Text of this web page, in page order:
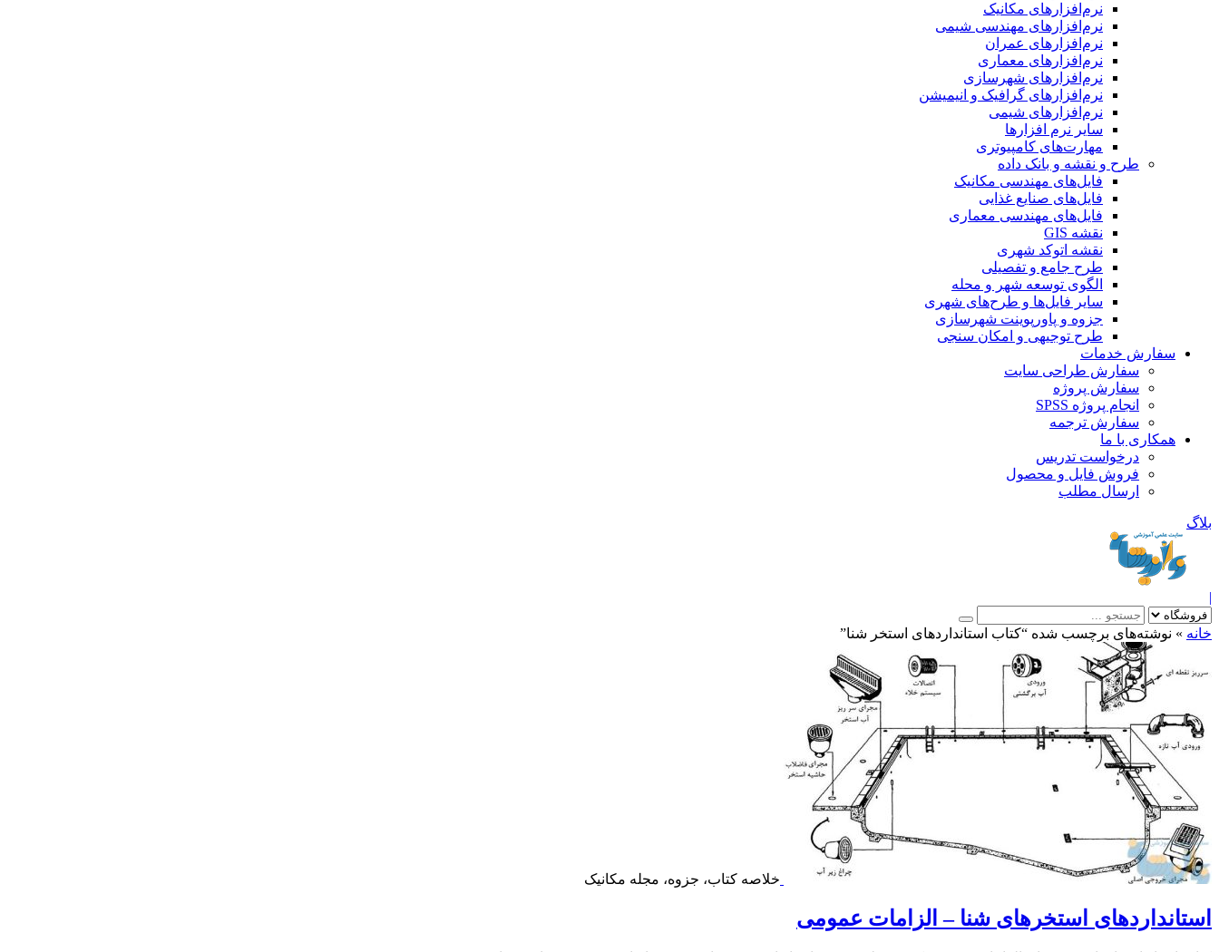
نرم‌افزارهای مکانیک
نرم‌افزارهای مهندسی شیمی
نرم‌افزارهای عمران
نرم‌افزارهای معماری
نرم‌افزارهای شهرسازی
نرم‌افزارهای گرافیک و انیمیشن
نرم‌افزارهای شیمی
سایر نرم افزارها
مهارت‌های کامپیوتری
طرح و نقشه و بانک داده
فایل‌های مهندسی مکانیک
فایل‌های صنایع غذایی
فایل‌های مهندسی معماری
نقشه GIS
نقشه اتوکد شهری
طرح جامع و تفصیلی
الگوی توسعه شهر و محله
سایر فایل‌ها و طرح‌های شهری
جزوه و پاورپوینت شهرسازی
طرح توجیهی و امکان سنجی
سفارش خدمات
سفارش طراحی سایت
سفارش پروژه
انجام پروژه SPSS
سفارش ترجمه
همکاری با ما
درخواست تدریس
فروش فایل و محصول
ارسال مطلب
بلاگ
|
خانه » نوشته‌های برچسب شده “کتاب استانداردهای استخر شنا”
خلاصه کتاب، جزوه، مجله مکانیک
استانداردهای استخرهای شنا – الزامات عمومی